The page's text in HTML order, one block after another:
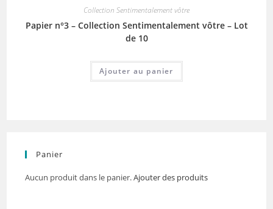
Collection Sentimentalement vôtre
Papier n°3 – Collection Sentimentalement vôtre – Lot
de 10
Ajouter au panier
Panier
Aucun produit dans le panier.Ajouter des produits